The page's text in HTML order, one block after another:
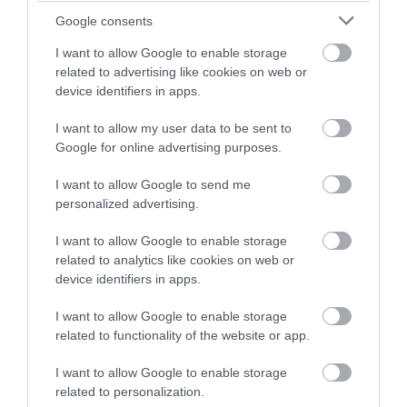
Google consents
I want to allow Google to enable storage
related to advertising like cookies on web or
device identifiers in apps.
I want to allow my user data to be sent to
Google for online advertising purposes.
I want to allow Google to send me
personalized advertising.
I want to allow Google to enable storage
related to analytics like cookies on web or
device identifiers in apps.
I want to allow Google to enable storage
related to functionality of the website or app.
I want to allow Google to enable storage
related to personalization.
földön. Életének utolsó perceiben néhány soros írásban így
búcsúzott szüleitől: „Isten veletek! Odafönn találkozunk. Ne
sírjatok! Mennyei születésnap ez. A jó Isten áldjon meg
benneteket!”
Kaszap Istvánt a székesfehérvári sóstói temetőben temették
mellé épített kriptába temették. Boldoggá avatási
illetékes kongregáció elé. 1949-ben, a kommunista
fordulatot követően az ÁVH lefoglalta az összegyűjtött iratok
nagy részét, köztük több mint 20 000 imameghallgatást,
ezeket mind elégették. Emléke, tisztelete azonban tovább
élt, 1984-ben volt novíciustársai a rendbe való belépésének
50. évfordulója alkalmából közös misét mutattak be
Székesfehérváron. Boldoggá avatási eljárása a